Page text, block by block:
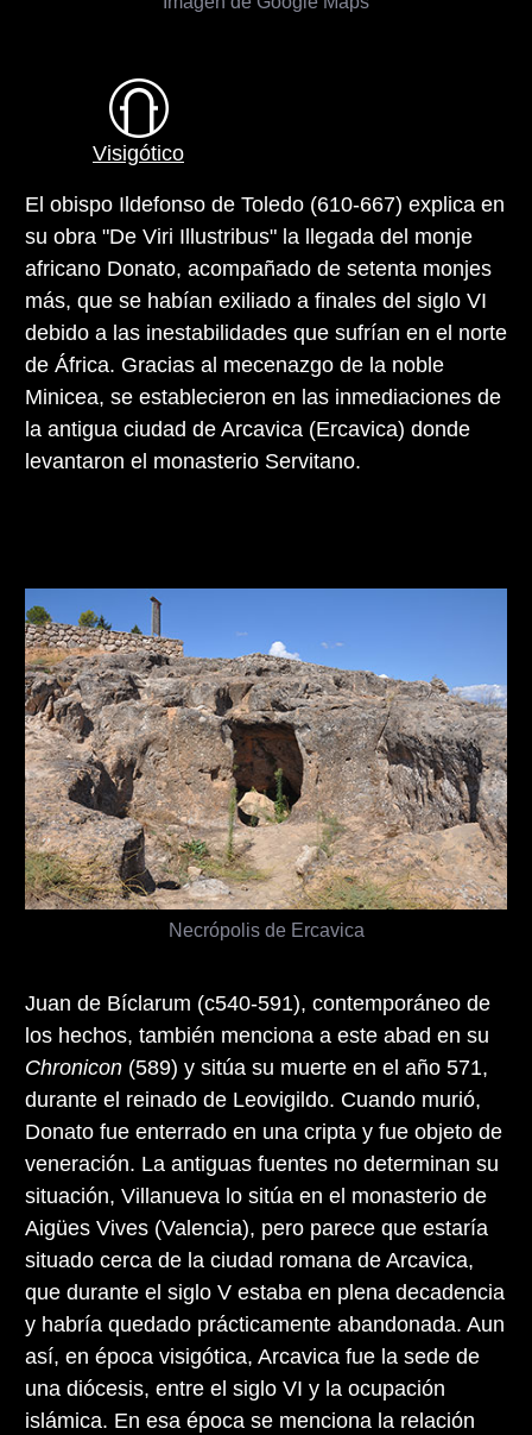
Visigótico
El obispo Ildefonso de Toledo (610-667) explica en
su obra "De Viri Illustribus" la llegada del monje
africano Donato, acompañado de setenta monjes
más, que se habían exiliado a finales del siglo VI
debido a las inestabilidades que sufrían en el norte
de África. Gracias al mecenazgo de la noble
Minicea, se establecieron en las inmediaciones de
la antigua ciudad de Arcavica (Ercavica) donde
levantaron el monasterio Servitano.
Necrópolis de Ercavica
Juan de Bíclarum (c540-591), contemporáneo de
los hechos, también menciona a este abad en su
Chronicon (589) y sitúa su muerte en el año 571,
durante el reinado de Leovigildo. Cuando murió,
Donato fue enterrado en una cripta y fue objeto de
veneración. La antiguas fuentes no determinan su
situación, Villanueva lo sitúa en el monasterio de
Aigües Vives (Valencia), pero parece que estaría
situado cerca de la ciudad romana de Arcavica,
que durante el siglo V estaba en plena decadencia
y habría quedado prácticamente abandonada. Aun
así, en época visigótica, Arcavica fue la sede de
una diócesis, entre el siglo VI y la ocupación
islámica. En esa época se menciona la relación